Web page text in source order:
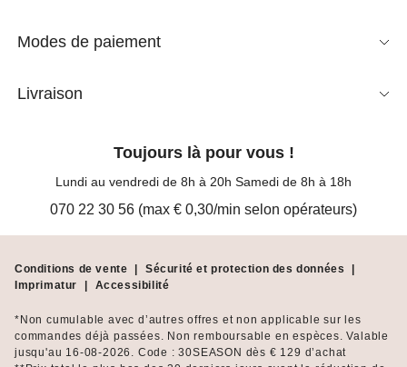
Modes de paiement
Livraison
Toujours là pour vous !
Lundi au vendredi de 8h à 20h Samedi de 8h à 18h
070 22 30 56 (max € 0,30/min selon opérateurs)
Conditions de vente Sécurité et protection des données
Imprimatur
Accessibilité
*Non cumulable avec d’autres offres et non applicable sur les
commandes déjà passées. Non remboursable en espèces. Valable
jusqu'au 16-08-2026. Code : 30SEASON dès € 129 d’achat